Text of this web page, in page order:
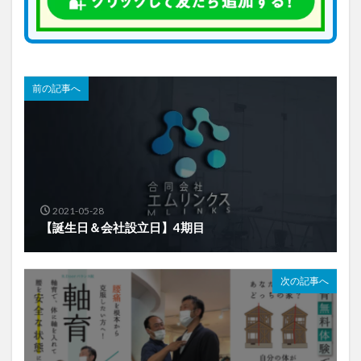
前の記事へ
2021-05-28
【誕生日＆会社設立日】4期目
次の記事へ